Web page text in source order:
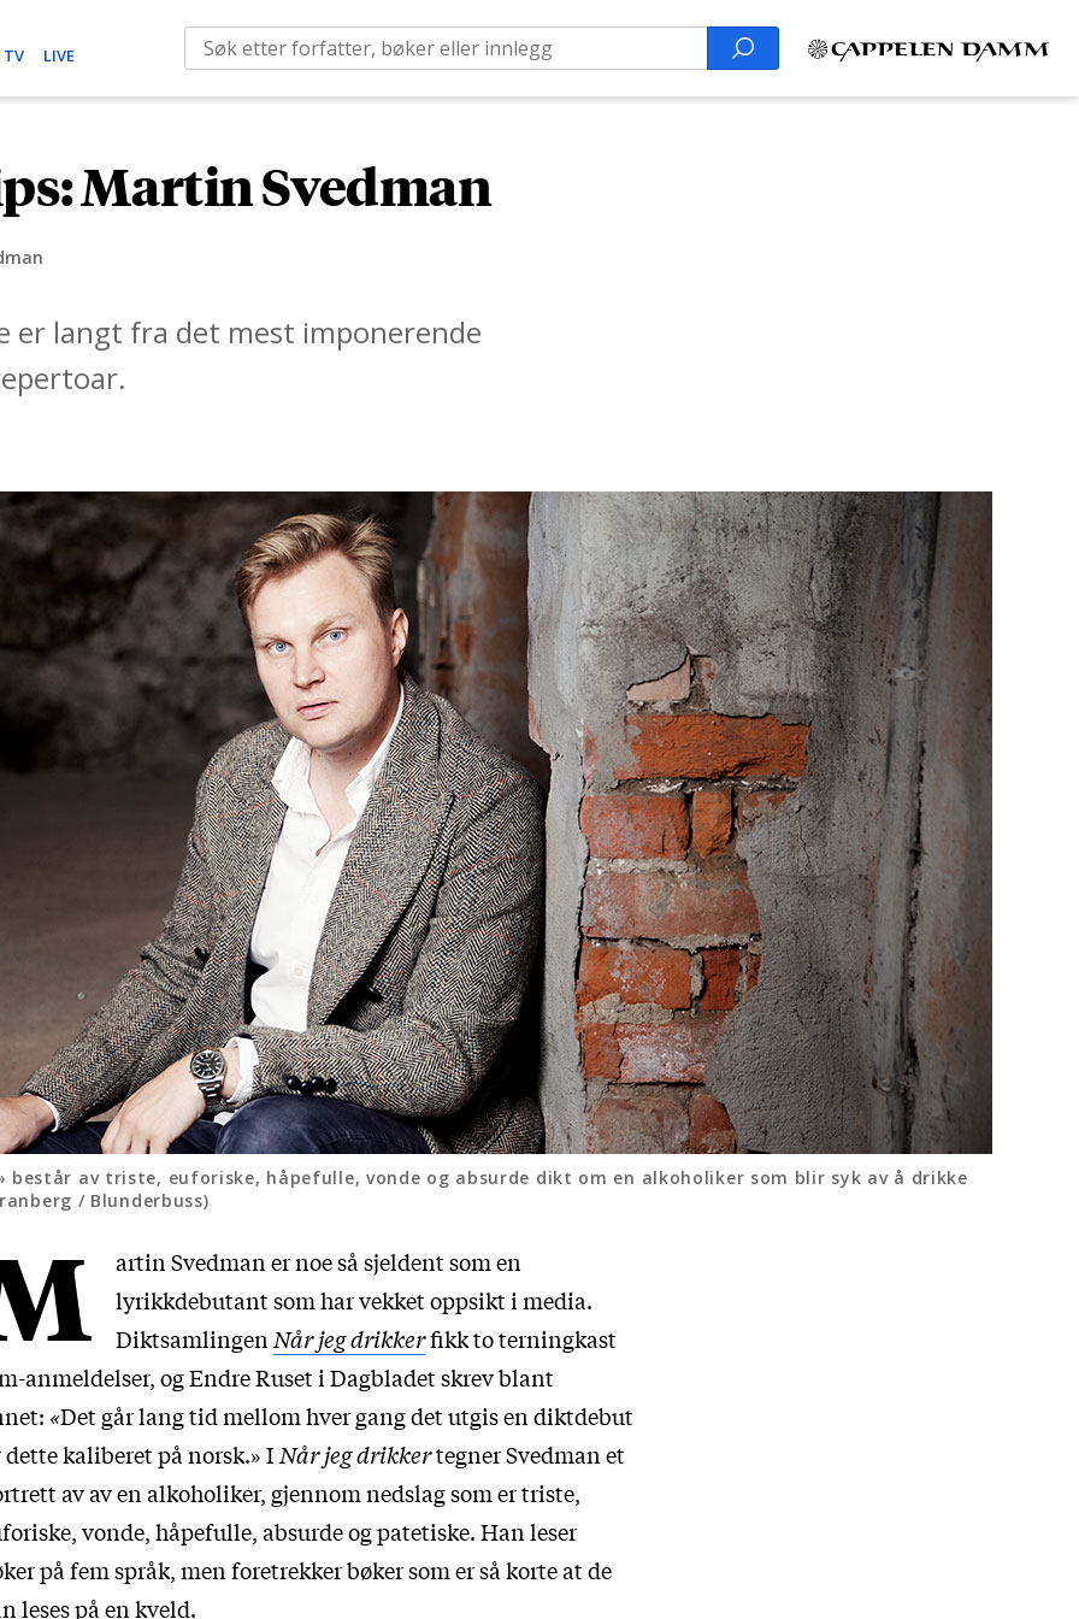
TV LIVE
e
c
h
:
Search
Martin Svedman
er langt fra det mest imponerende
består av triste, euforiske, håpefulle, vonde og absurde dikt om en alkoholiker som blir syk av å drikke
/ Blunderbuss)
artin Svedman er noe så sjeldent som en
lyrikkdebutant som har vekket oppsikt i media.
Diktsamlingen Når jeg drikkerfikk to terningkast
anmeldelser, og Endre Ruset i Dagbladet skrev blant
«Det går lang tid mellom hver gang det utgis en diktdebut
dette kaliberet på norsk.» I Når jeg drikkertegner Svedman et
av av en alkoholiker, gjennom nedslag som er triste,
vonde, håpefulle, absurde og patetiske. Han leser
på fem språk, men foretrekker bøker som er så korte at de
leses på en kveld.